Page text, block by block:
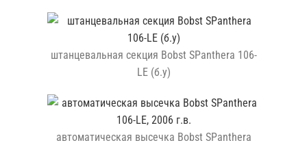
штанцевальная секция Bobst SPanthera 106-
LE (б.у)
автоматическая высечка Bobst SPanthera